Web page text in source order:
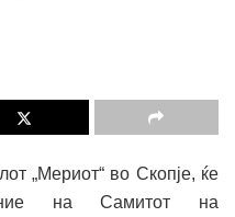
„Мериот“ во Скопје, ќе
на Самитот на